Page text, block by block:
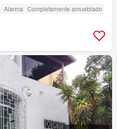
Alarma Completamente amueblado